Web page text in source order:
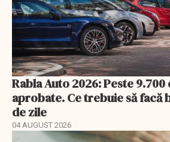
Rabla Auto 2026: Peste
aprobate. Ce trebuie să facă
de zile
04 AUGUST 2026